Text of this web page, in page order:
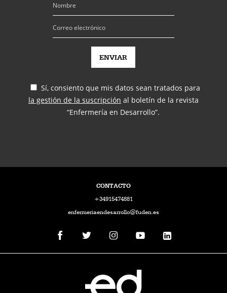
Sí, consiento que mis datos sean tratados para
la gestión de la suscripción al boletín de la revista
“Enfermería en Desarrollo”.
CONTACTO
+34915474881
enfermeriaendesarrollo@fuden.es